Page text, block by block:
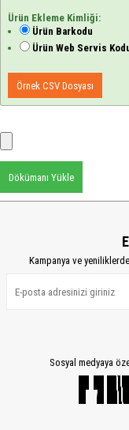
Ürün Ekleme Kimliği:
Ürün Barkodu
Ürün Web Servis
Örnek CSV Dosyası
Dökümanı Yükle
Kampanya ve
Sosyal medyaya